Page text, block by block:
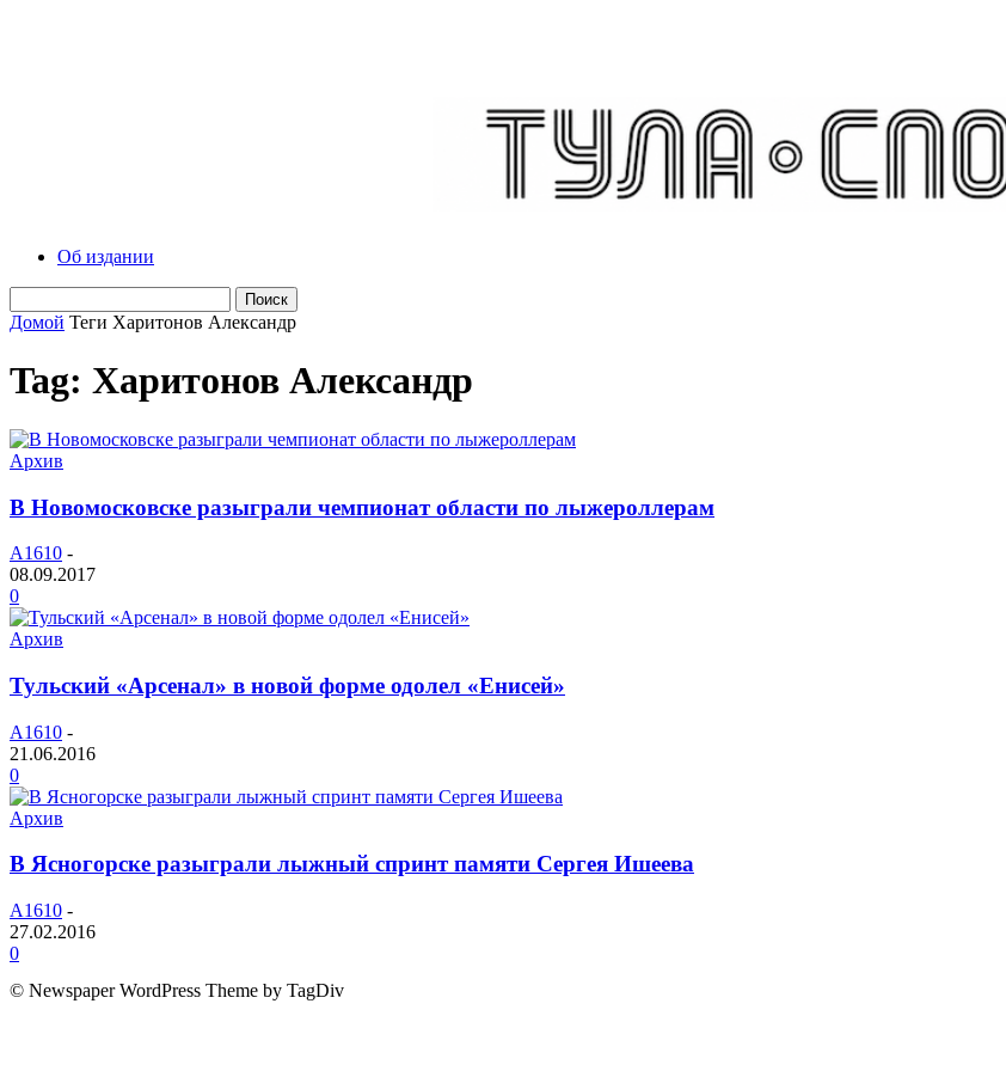
Об издании
Домой Теги Харитонов Александр
Tag: Харитонов Александр
Архив
В Новомосковске разыграли чемпионат области по лыжероллерам
A1610 -
08.09.2017
0
Архив
Тульский «Арсенал» в новой форме одолел «Енисей»
A1610 -
21.06.2016
0
Архив
В Ясногорске разыграли лыжный спринт памяти Сергея Ишеева
A1610 -
27.02.2016
0
© Newspaper WordPress Theme by TagDiv